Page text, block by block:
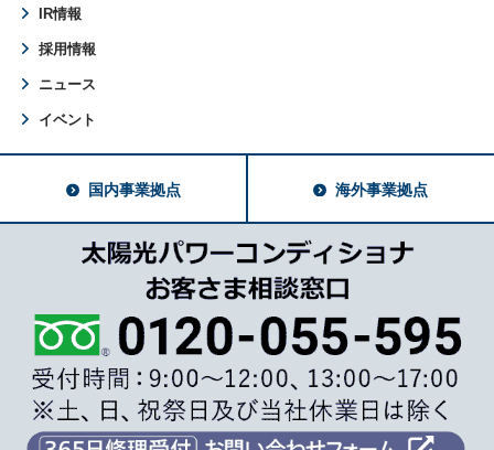
IR情報
採用情報
ニュース
イベント
国内事業拠点 海外事業拠点